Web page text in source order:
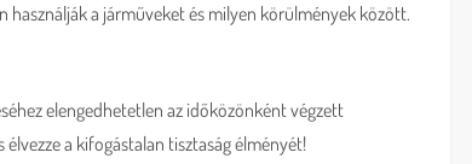
a járműveket és milyen körülmények között.
elengedhetetlen az időközönként végzett
a kifogástalan tisztaság élményét!